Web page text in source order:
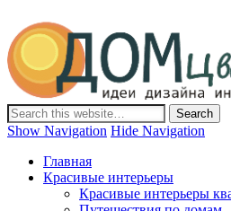
Дом-Цветник
Дизайн интерьера и ландшафта,
Идеи со всего мира.
Show Navigation Hide Navigation
Главная
Красивые интерьеры
Красивые интерьеры